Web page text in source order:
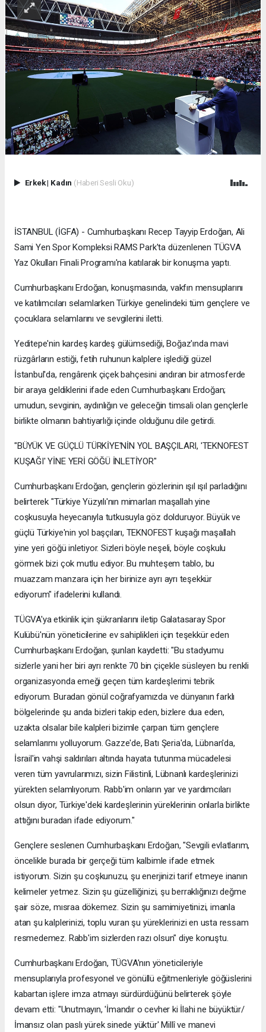
Erkek| Kadın (Haberi Sesli Oku)
İSTANBUL (İGFA) - Cumhurbaşkanı Recep Tayyip Erdoğan, Ali
Sami Yen Spor Kompleksi RAMS Park'ta düzenlenen TÜGVA
Yaz Okulları Finali Programı'na katılarak bir konuşma yaptı.
Cumhurbaşkanı Erdoğan, konuşmasında, vakfın mensuplarını
ve katılımcıları selamlarken Türkiye genelindeki tüm gençlere ve
çocuklara selamlarını ve sevgilerini iletti.
Yeditepe'nin kardeş kardeş gülümsediği, Boğaz'ında mavi
rüzgârların estiği, fetih ruhunun kalplere işlediği güzel
İstanbul'da, rengârenk çiçek bahçesini andıran bir atmosferde
bir araya geldiklerini ifade eden Cumhurbaşkanı Erdoğan;
umudun, sevginin, aydınlığın ve geleceğin timsali olan gençlerle
birlikte olmanın bahtiyarlığı içinde olduğunu dile getirdi.
"BÜYÜK VE GÜÇLÜ TÜRKİYE'NİN YOL BAŞÇILARI, 'TEKNOFEST
KUŞAĞI' YİNE YERİ GÖĞÜ İNLETİYOR"
Cumhurbaşkanı Erdoğan, gençlerin gözlerinin ışıl ışıl parladığını
belirterek "Türkiye Yüzyılı'nın mimarları maşallah yine
coşkusuyla heyecanıyla tutkusuyla göz dolduruyor. Büyük ve
güçlü Türkiye'nin yol başçıları, TEKNOFEST kuşağı maşallah
yine yeri göğü inletiyor. Sizleri böyle neşeli, böyle coşkulu
görmek bizi çok mutlu ediyor. Bu muhteşem tablo, bu
muazzam manzara için her birinize ayrı ayrı teşekkür
ediyorum" ifadelerini kullandı.
TÜGVA'ya etkinlik için şükranlarını iletip Galatasaray Spor
Kulübü'nün yöneticilerine ev sahiplikleri için teşekkür eden
Cumhurbaşkanı Erdoğan, şunları kaydetti: "Bu stadyumu
sizlerle yani her biri ayrı renkte 70 bin çiçekle süsleyen bu renkli
organizasyonda emeği geçen tüm kardeşlerimi tebrik
ediyorum. Buradan gönül coğrafyamızda ve dünyanın farklı
bölgelerinde şu anda bizleri takip eden, bizlere dua eden,
uzakta olsalar bile kalpleri bizimle çarpan tüm gençlere
selamlarımı yolluyorum. Gazze'de, Batı Şeria'da, Lübnan'da,
İsrail'in vahşi saldırıları altında hayata tutunma mücadelesi
veren tüm yavrularımızı, sizin Filistinli, Lübnanlı kardeşlerinizi
yürekten selamlıyorum. Rabb'im onların yar ve yardımcıları
olsun diyor, Türkiye'deki kardeşlerinin yüreklerinin onlarla birlikte
attığını buradan ifade ediyorum."
Gençlere seslenen Cumhurbaşkanı Erdoğan, "Sevgili evlatlarım,
öncelikle burada bir gerçeği tüm kalbimle ifade etmek
istiyorum. Sizin şu coşkunuzu, şu enerjinizi tarif etmeye inanın
kelimeler yetmez. Sizin şu güzelliğinizi, şu berraklığınızı değme
şair söze, mısraa dökemez. Sizin şu samimiyetinizi, imanla
atan şu kalplerinizi, toplu vuran şu yüreklerinizi en usta ressam
resmedemez. Rabb'im sizlerden razı olsun" diye konuştu.
Cumhurbaşkanı Erdoğan, TÜGVA'nın yöneticileriyle
mensuplarıyla profesyonel ve gönüllü eğitmenleriyle göğüslerini
kabartan işlere imza atmayı sürdürdüğünü belirterek şöyle
devam etti: "Unutmayın, 'İmandır o cevher ki İlahi ne büyüktür/
İmansız olan paslı yürek sinede yüktür' Millî ve manevi